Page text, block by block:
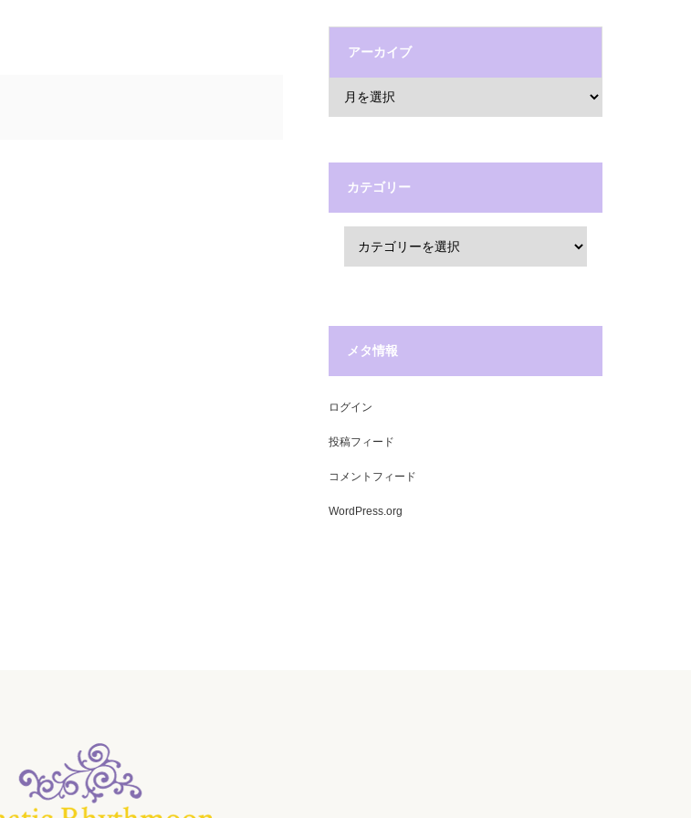
アーカイブ
カテゴリー
メタ情報
ログイン
投稿フィード
コメントフィード
WordPress.org